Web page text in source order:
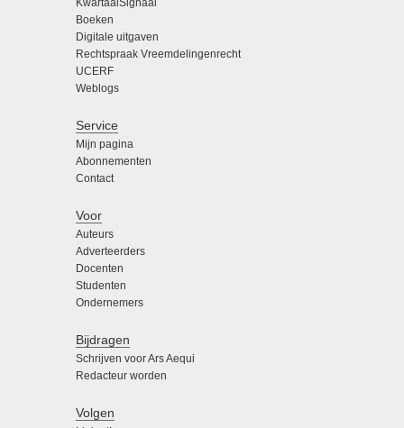
Boeken
Digitale uitgaven
Rechtspraak Vreemdelingenrecht
UCERF
Weblogs
Service
Mijn pagina
Abonnementen
Contact
Voor
Auteurs
Adverteerders
Docenten
Studenten
Ondernemers
Bijdragen
Schrijven voor Ars Aequi
Redacteur worden
Volgen